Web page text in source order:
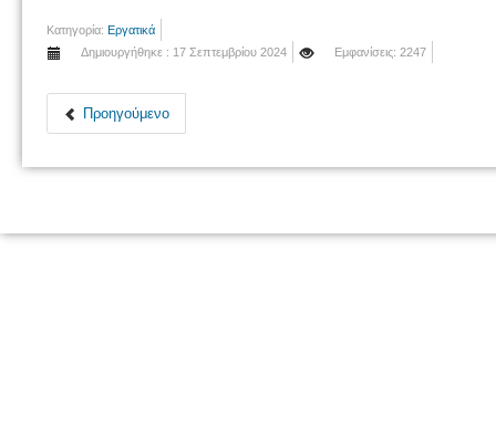
Κατηγορία: Εργατικά
Δημιουργήθηκε : 17 Σεπτεμβρίου 2024
Εμφανίσεις: 2247
Προηγούμενο